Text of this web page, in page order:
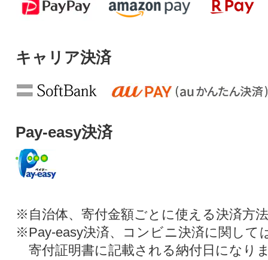
キャリア決済
Pay-easy決済
※自治体、寄付金額ごとに使える決済方
※Pay-easy決済、コンビニ決済に関して
寄付証明書に記載される納付日になり